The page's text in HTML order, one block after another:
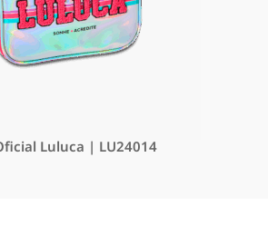
Luluca | LU24014